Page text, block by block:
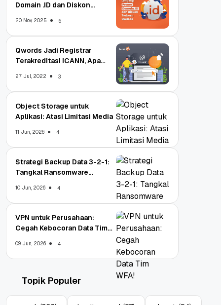
Domain .ID dan Diskon
20 Nov, 2025 6
Qwords Jadi Registrar
Terakreditasi ICANN, Apa
27 Jul, 2022 3
Object Storage untuk
Aplikasi: Atasi Limitasi Media
11 Jun, 2026 4
Strategi Backup Data 3-2-1:
Tangkal Ransomware
10 Jun, 2026 4
VPN untuk Perusahaan:
Cegah Kebocoran Data Tim
09 Jun, 2026 4
Topik Populer